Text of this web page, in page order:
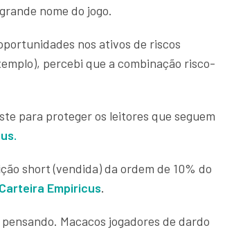
nome do jogo.
nos ativos de riscos
percebi que a combinação risco-
para proteger os leitores que seguem
short (vendida) da ordem de 10% do
Carteira Empiricus.
Macacos jogadores de dardo